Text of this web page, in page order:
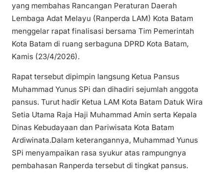
yang membahas Rancangan Peraturan Daerah
Lembaga Adat Melayu (Ranperda LAM) Kota Batam
menggelar rapat finalisasi bersama Tim Pemerintah
Kota Batam di ruang serbaguna DPRD Kota Batam,
Kamis (23/4/2026).
Rapat tersebut dipimpin langsung Ketua Pansus
Muhammad Yunus SPi dan dihadiri sejumlah anggota
pansus. Turut hadir Ketua LAM Kota Batam Datuk Wira
Setia Utama Raja Haji Muhammad Amin serta Kepala
Dinas Kebudayaan dan Pariwisata Kota Batam
Ardiwinata.Dalam keterangannya, Muhammad Yunus
SPi menyampaikan rasa syukur atas rampungnya
pembahasan Ranperda tersebut di tingkat pansus.